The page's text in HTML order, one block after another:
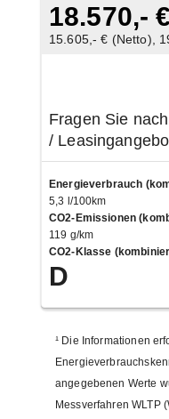
18.570,- €
15.605,- € (Netto),
Fragen Sie
/
Energieverbrauch
5,3 l/100km
CO2-Emissionen
119 g/km
CO2-Klasse
D
¹ Die Informationen
angegebenen Werte
Messverfahren WLTP